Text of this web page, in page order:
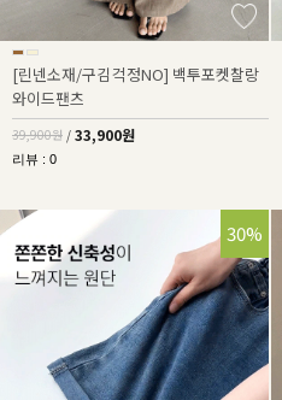
[린넨소재/구김걱정NO] 백투포켓찰랑
와이드팬츠
39,900원 / 33,900원
리뷰 : 0
30%